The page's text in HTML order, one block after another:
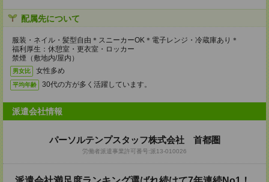
配属先について
服装・ネイル・髪型自由＊スニーカーOK＊電子レンジ・冷蔵庫あり＊
福利厚生：休憩室・更衣室・ロッカー
禁煙（敷地内/屋内）
男女比 女性多め
平均年齢 30代の方が多く活躍しています。
派遣会社情報
パーソルテンプスタッフ株式会社 首都圏
労働者派遣事業許可番号:派13-010026